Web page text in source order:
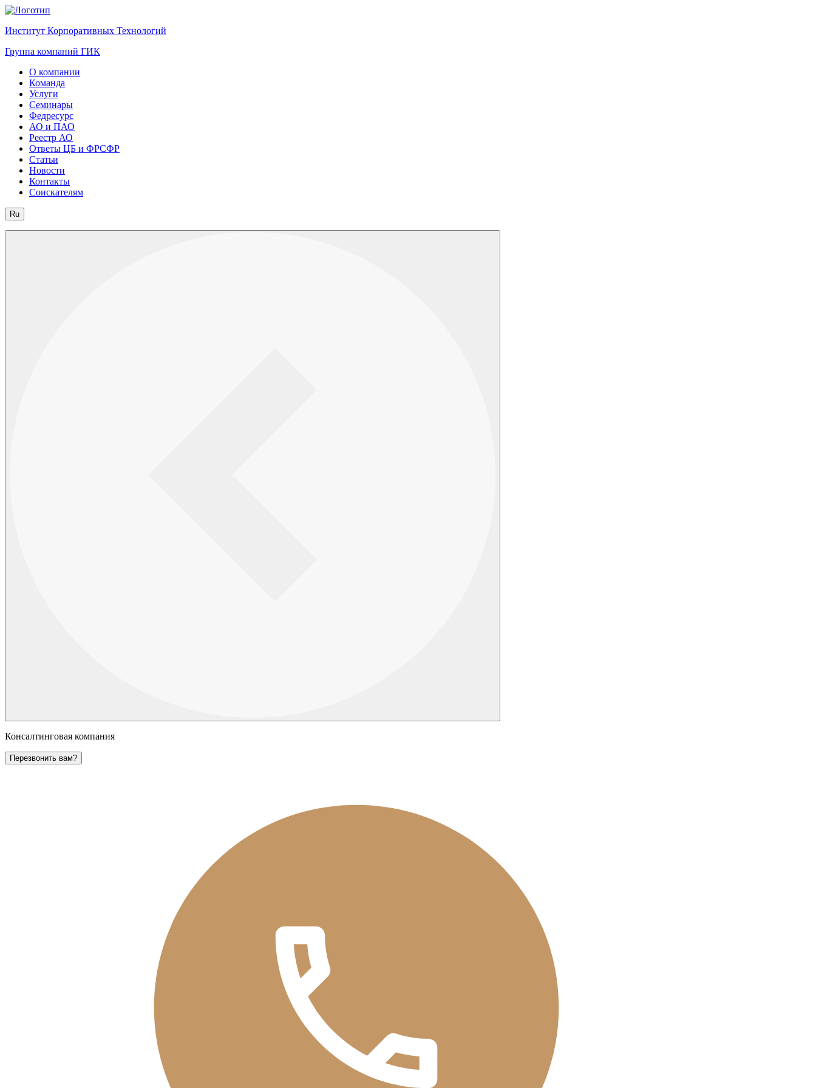
Институт Корпоративных Технологий
Группа компаний ГИК
О компании
Команда
Услуги
Семинары
Федресурс
АО и ПАО
Реестр АО
Ответы ЦБ и ФРСФР
Статьи
Новости
Контакты
Соискателям
Ru
Консалтинговая компания
Перезвонить вам?